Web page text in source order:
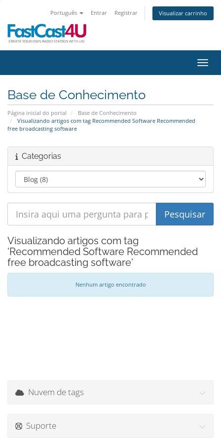
Português Entrar Registrar Visualizar carrinho
Base de Conhecimento
Página inicial do portal
Base de Conhecimento
Visualizando artigos com tag Recommended Software Recommended
free broadcasting software
Categorias
Visualizando artigos com tag
'Recommended Software Recommended
free broadcasting software'
Nenhum artigo encontrado
Nuvem de tags
Suporte